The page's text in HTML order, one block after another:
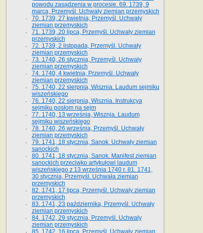
powodu zasądzenia w procesie. 69. 1739, 9
marca, Przemyśl. Uchwały ziemian przemyskich
70. 1739, 27 kwietnia, Przemyśl. Uchwały
ziemian przemyskich
71. 1739, 20 lipca, Przemyśl. Uchwały ziemian
przemyskich
72. 1739, 2 listopada, Przemyśl. Uchwały
ziemian przemyskich
73. 1740, 26 stycznia, Przemyśl. Uchwały
ziemian przemyskich
74. 1740, 4 kwietnia, Przemyśl. Uchwały
ziemian przemyskich
75. 1740, 22 sierpnia, Wisznia. Laudum sejmiku
wiszeńskiego
76. 1740, 22 sierpnia, Wisznia. Instrukcya
sejmiku posłom na sejm
77. 1740, 13 września, Wisznia. Laudum
sejmiku wiszeńskiego
78. 1740, 26 września, Przemyśl. Uchwały
ziemian przemyskich
79. 1741, 18 stycznia, Sanok. Uchwały ziemian
sanockich
80. 1741, 18 stycznia, Sanok. Manifest ziemian
sanockich przeciwko artykułowi laudum
wiszeńskiego z 13 wrze­śnia 1740 r. 81. 1741,
30 stycznia, Przemyśl. Uchwała ziemian
przemyskich
82. 1741, 17 lipca, Przemyśl. Uchwały ziemian
przemyskich
83. 1741, 23 października, Przemyśl. Uchwały
ziemian przemyskich
84. 1742, 29 stycznia, Przemyśl. Uchwały
ziemian przemyskich
85. 1742, 16 lipca, Przemyśl. Uchwały ziemian